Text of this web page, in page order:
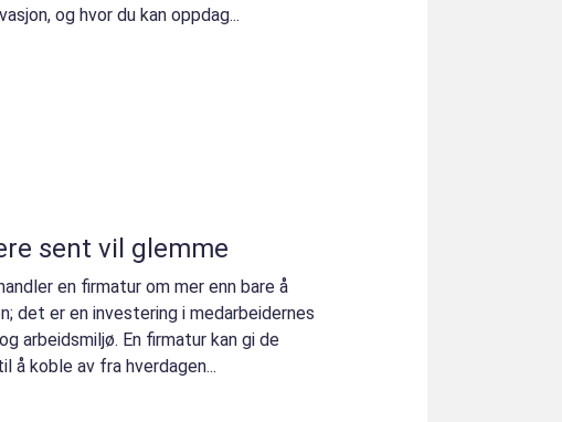
og hvor du kan oppdag...
sent vil glemme
en firmatur om mer enn bare å
det er en investering i medarbeidernes
arbeidsmiljø. En firmatur kan gi de
å koble av fra hverdagen...